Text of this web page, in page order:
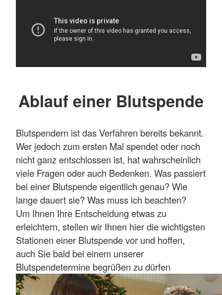
Ablauf einer Blutspende
Blutspendern ist das Verfahren bereits bekannt.
Wer jedoch zum ersten Mal spendet oder noch
nicht ganz entschlossen ist, hat wahrscheinlich
viele Fragen oder auch Bedenken. Was passiert
bei einer Blutspende eigentlich genau? Wie
lange dauert sie? Was muss ich beachten?
Um Ihnen Ihre Entscheidung etwas zu
erleichtern, stellen wir Ihnen hier die wichtigsten
Stationen einer Blutspende vor und hoffen,
auch Sie bald bei einem unserer
Blutspendetermine begrüßen zu dürfen